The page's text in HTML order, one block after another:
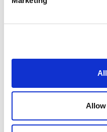
Allow
NEUE AUSFÜHRUNG: